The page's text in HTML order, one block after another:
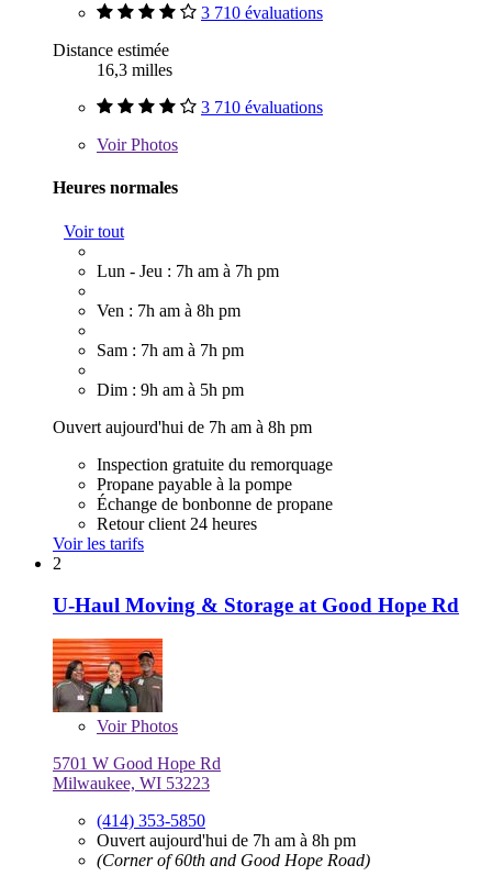
3 710 évaluations
Distance estimée
16,3 milles
3 710 évaluations
VoirPhotos
Heures normales
Voir tout
Lun - Jeu : 7h am à 7h pm
Ven : 7h am à 8h pm
Sam : 7h am à 7h pm
Dim : 9h am à 5h pm
Ouvert aujourd'hui de 7h am à 8h pm
Inspection gratuite du remorquage
Propane payable à la pompe
Échange de bonbonne de propane
Retour client 24 heures
Voir les tarifs
2
U-Haul Moving & Storage at Good Hope Rd
VoirPhotos
5701 W Good Hope Rd
Milwaukee, WI 53223
(414) 353-5850
Ouvert aujourd'hui de 7h am à 8h pm
(Corner of 60th and Good Hope Road)